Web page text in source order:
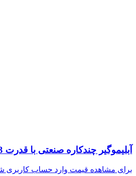
آبلیموگیر چندکاره صنعتی با قدرت 3 اسب بخار
برای مشاهده قیمت وارد حساب کاربری